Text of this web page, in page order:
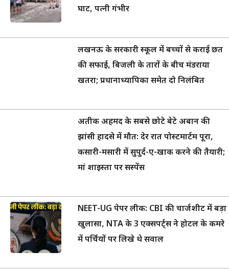
घाट, पत्नी गंभीर
लखनऊ के सरकारी स्कूल में बच्चों से कराई छत
की सफाई, बिजली के तारों के बीच मंडराया
खतरा; प्रधानाध्यापिका समेत दो निलंबित
अतीक अहमद के सबसे छोटे बेटे अबान की
झांसी हादसे में मौत: देर रात पोस्टमार्टम पूरा,
कसारी-मसारी में सुपुर्द-ए-खाक करने की तैयारी;
मां शाइस्ता पर सस्पेंस
NEET-UG पेपर लीक: CBI की चार्जशीट में बड़ा
खुलासा, NTA के 3 एक्सपर्ट्स ने होटल के कमरे
में पर्चियों पर लिखे थे सवाल